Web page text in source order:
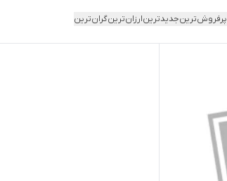
پرفروش‌ترینجدیدترینارزان‌ترینگران‌ترین